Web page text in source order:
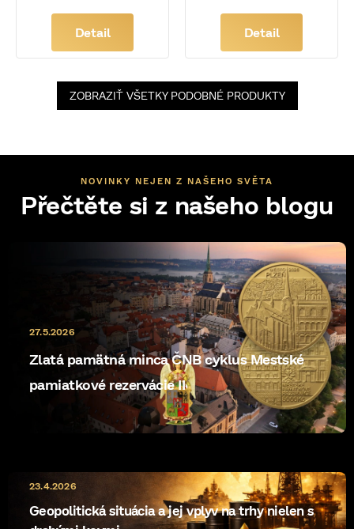
Detail Detail
ZOBRAZIŤ VŠETKY PODOBNÉ PRODUKTY
NOVINKY NEJEN Z NAŠEHO SVĚTA
Přečtěte si z našeho blogu
Zlatá pamätná minca ČNB cyklus Mestské
pamiatkové rezervácie II
27.5.2026
Geopolitická situácia a jej vplyv na trhy nielen s
23.4.2026